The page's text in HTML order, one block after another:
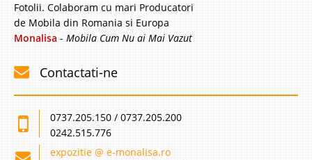
Fotolii. Colaboram cu mari Producatori
de Mobila din Romania si Europa
Monalisa - Mobila Cum Nu ai Mai Vazut
Contactati-ne
0737.205.150 / 0737.205.200
0242.515.776
expozitie @ e-monalisa.ro